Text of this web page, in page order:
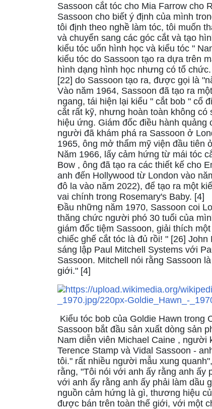
Sassoon cắt tóc cho Mia Farrow cho
Sassoon cho biết ý định của mình
tôi định theo nghề làm tóc, tôi muốn
và chuyển sang các góc cắt và tạo
kiểu tóc uốn hình học và kiểu tóc "
kiểu tóc do Sassoon tạo ra dựa trên
hình dạng hình học nhưng có tổ
[22] do Sassoon tạo ra, được gọi là
Vào năm 1964, Sassoon đã tạo ra
ngang, tái hiện lại kiểu " cắt bob " cổ
cắt rất kỹ, nhưng hoàn toàn không
hiệu ứng. Giám đốc điều hành
người đã khám phá ra Sassoon ở
1965, ông mở thẩm mỹ viện đầu tiên
Năm 1966, lấy cảm hứng từ mái tóc
Bow , ông đã tạo ra các thiết kế cho
anh đến Hollywood từ London vào
đô la vào năm 2022), để tạo ra một
vai chính trong Rosemary's Baby. [4]
Đầu những năm 1970, Sassoon coi
thăng chức người phó 30 tuổi của
giám đốc tiệm Sassoon, giải thích
chiếc ghế cắt tóc là đủ rồi! " [26]
sáng lập Paul Mitchell Systems với
Sassoon. Mitchell nói rằng Sassoon
giới." [4]
Kiểu tóc bob của Goldie Hawn trong
Sassoon bắt đầu sản xuất dòng sản
Nam diễn viên Michael Caine , người
Terence Stamp và Vidal Sassoon -
tôi." rất nhiều người mẫu xung
rằng, "Tôi nói với anh ấy rằng anh ấy
với anh ấy rằng anh ấy phải làm dầu
nguồn cảm hứng là gì, thương hiệu
được bán trên toàn thế giới, với một